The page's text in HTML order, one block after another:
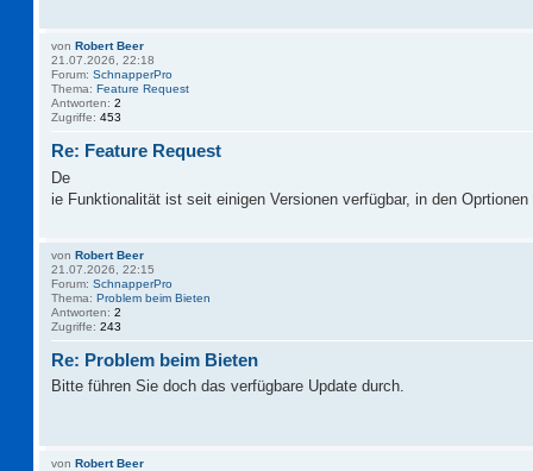
von Robert Beer
21.07.2026, 22:18
Forum: SchnapperPro
Thema: Feature Request
Antworten: 2
Zugriffe: 453
Re: Feature Request
De
ie Funktionalität ist seit einigen Versionen verfügbar, in den
von Robert Beer
21.07.2026, 22:15
Forum: SchnapperPro
Thema: Problem beim Bieten
Antworten: 2
Zugriffe: 243
Re: Problem beim Bieten
Bitte führen Sie doch das verfügbare Update durch.
von Robert Beer